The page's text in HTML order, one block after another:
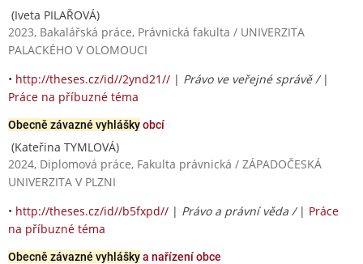
(Iveta PILAŘOVÁ)
2023, Bakalářská práce, Právnická fakulta / UNIVERZITA
PALACKÉHO V OLOMOUCI
• http://theses.cz/id//2ynd21// | Právo ve veřejné správě / |
Práce na příbuzné téma
Obecně závazné vyhláškyobcí
(Kateřina TYMLOVÁ)
2024, Diplomová práce, Fakulta právnická / ZÁPADOČESKÁ
UNIVERZITA V PLZNI
• http://theses.cz/id//b5fxpd// | Právo a právní věda / | Práce
na příbuzné téma
Obecně závazné vyhláškya nařízení obce